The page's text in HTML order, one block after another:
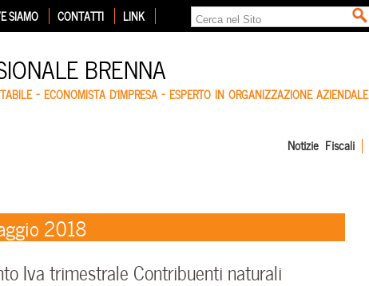
SIAMO CONTATTI LINK
BRENNA
– ECONOMISTA D'IMPRESA – ESPERTO IN ORGANIZZAZIONE AZIENDALE
Notizie Fiscali
2018
Iva trimestrale Contribuenti naturali